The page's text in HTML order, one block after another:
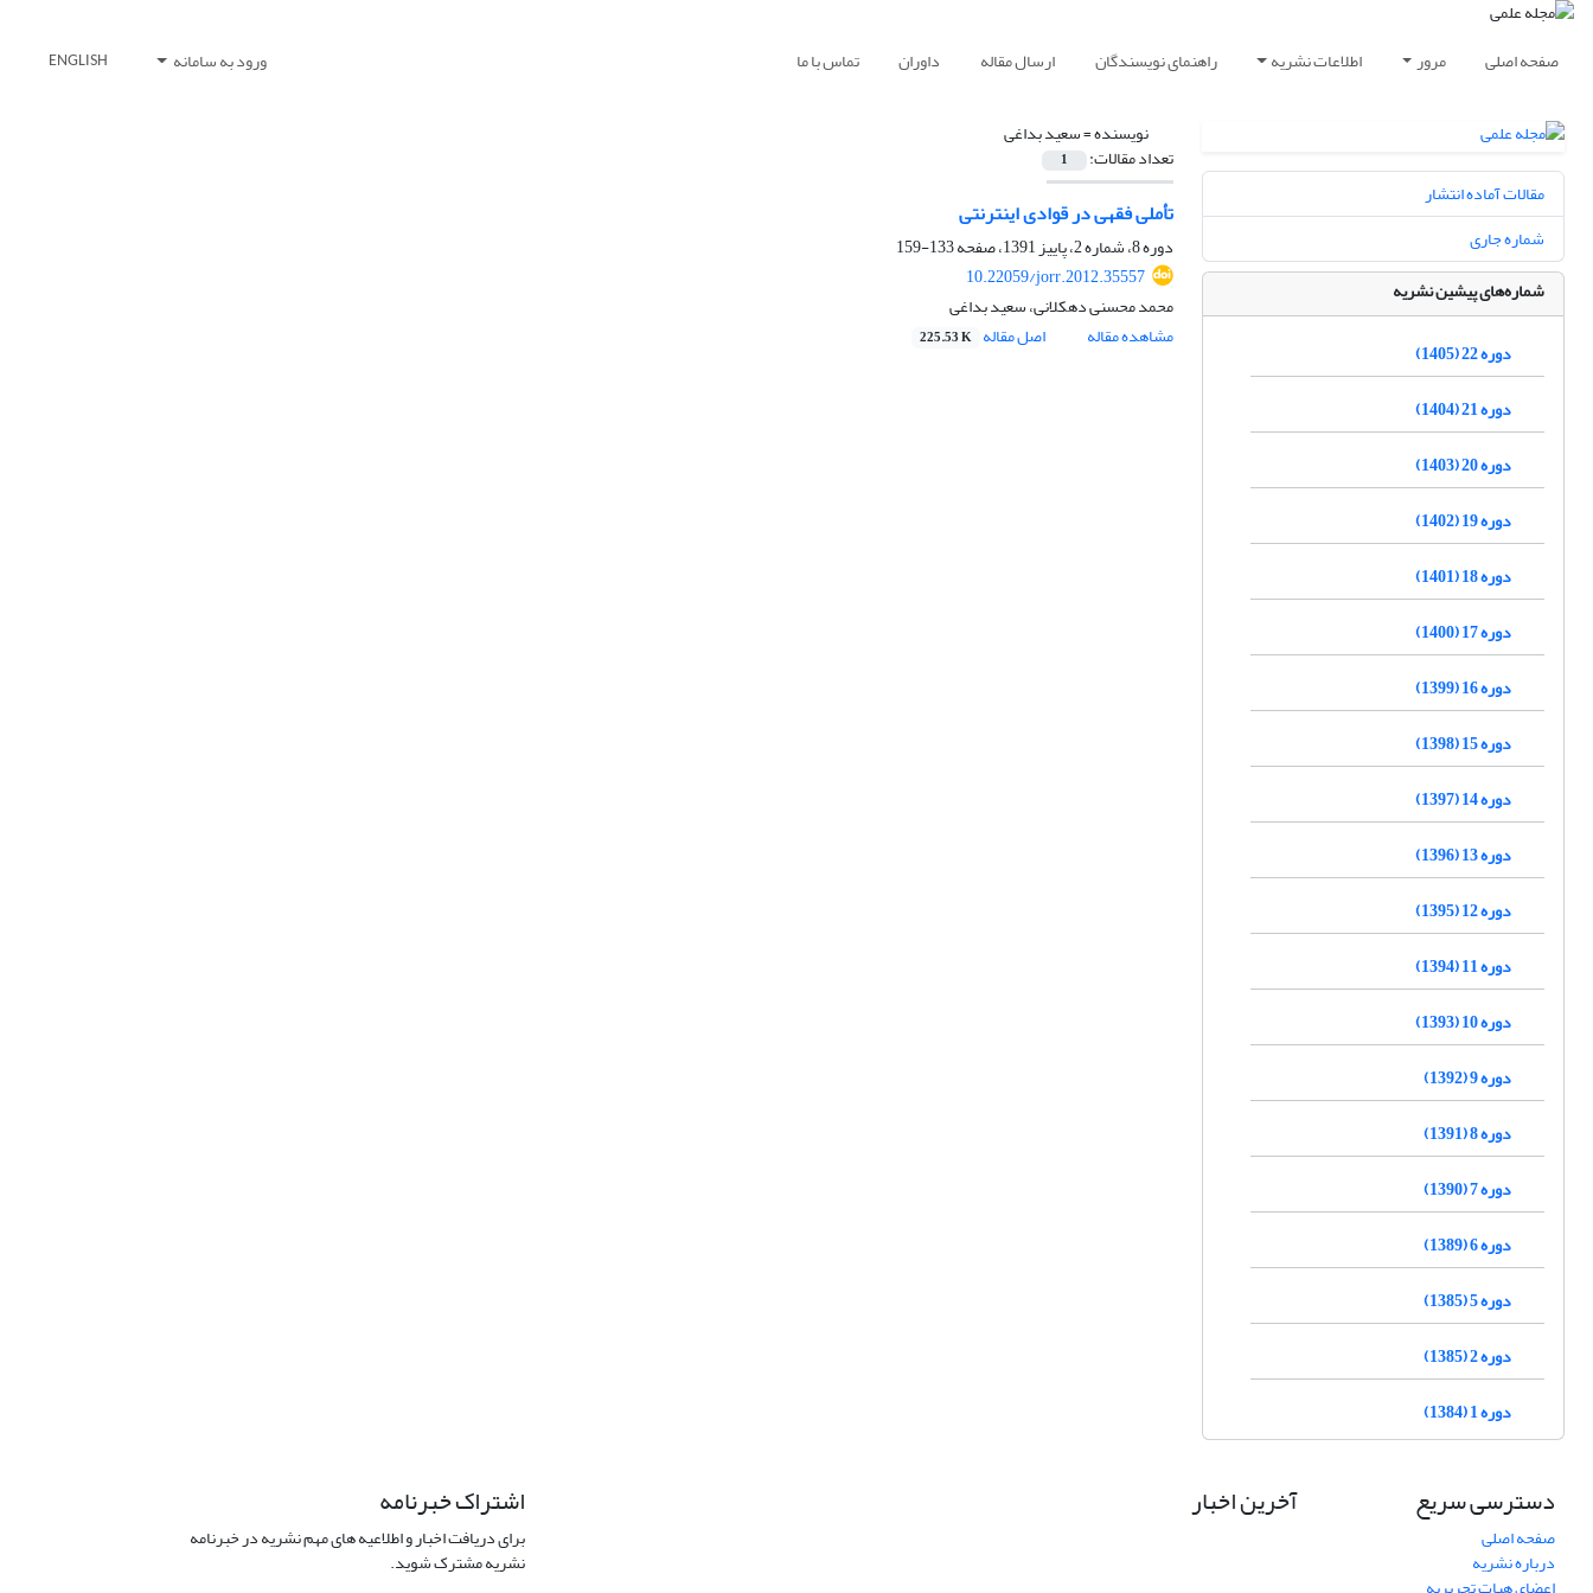
صفحه اصلی مرور اطلاعات نشریه راهنمای نویسندگان ارسال مقاله داوران تماس با ما ورود به سامانه ENGLISH
نویسنده =سعید بداغی
تعداد مقالات: 1
تأملی فقهی در قوادی اینترنتی
دوره 8، شماره 2، پاییز 1391، صفحه
133-159
10.22059/jorr.2012.35557
محمد محسنی دهکلانی، سعید بداغی
مشاهده مقاله
اصل مقاله 225.53 K
مقالات آماده انتشار
شماره جاری
شماره‌های پیشین نشریه
دوره 22 (1405)
دوره 21 (1404)
دوره 20 (1403)
دوره 19 (1402)
دوره 18 (1401)
دوره 17 (1400)
دوره 16 (1399)
دوره 15 (1398)
دوره 14 (1397)
دوره 13 (1396)
دوره 12 (1395)
دوره 11 (1394)
دوره 10 (1393)
دوره 9 (1392)
دوره 8 (1391)
دوره 7 (1390)
دوره 6 (1389)
دوره 5 (1385)
دوره 2 (1385)
دوره 1 (1384)
دسترسی سریع
صفحه اصلی
درباره نشریه
آخرین اخبار اشتراک خبرنامه
برای دریافت اخبار و اطلاعیه های مهم نشریه در خبرنامه
نشریه مشترک شوید.